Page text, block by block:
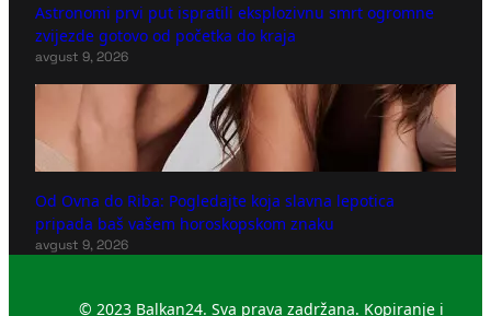
Astronomi prvi put ispratili eksplozivnu smrt ogromne
zvijezde gotovo od početka do kraja
avgust 9, 2026
Od Ovna do Riba: Pogledajte koja slavna lepotica
pripada baš vašem horoskopskom znaku
avgust 9, 2026
© 2023 Balkan24. Sva prava zadržana. Kopiranje i